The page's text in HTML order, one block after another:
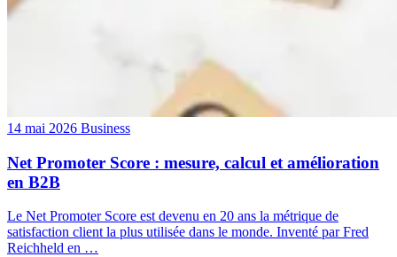
14 mai 2026 Business
Net Promoter Score : mesure, calcul et amélioration
en B2B
Le Net Promoter Score est devenu en 20 ans la métrique de
satisfaction client la plus utilisée dans le monde. Inventé par Fred
Reichheld en …